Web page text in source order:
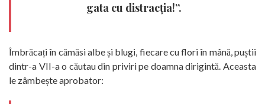
gata cu distracția!”.
Îmbrăcați în cămăsi albe și blugi, fiecare cu flori în mână, puștii
dintr-a VII-a o căutau din priviri pe doamna dirigintă. Aceasta
le zâmbește aprobator: